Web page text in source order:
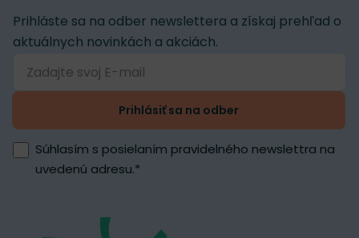
Prihláste sa na odber newslettera a získaj prehľad o
aktuálnych novinkách a akciách.
Prihlásiť sa na odber
Súhlasím s posielaním pravidelného newslettra na
uvedenú adresu.*